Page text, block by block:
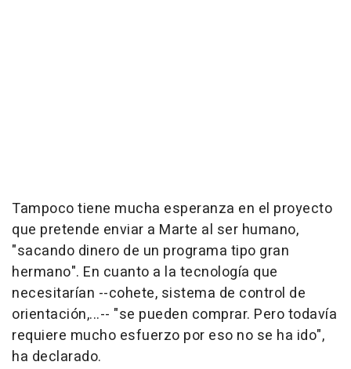
Tampoco tiene mucha esperanza en el proyecto
que pretende enviar a Marte al ser humano,
"sacando dinero de un programa tipo gran
hermano". En cuanto a la tecnología que
necesitarían --cohete, sistema de control de
orientación,...-- "se pueden comprar. Pero todavía
requiere mucho esfuerzo por eso no se ha ido",
ha declarado.